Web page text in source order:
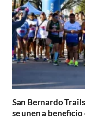
San Bernardo
se unen a